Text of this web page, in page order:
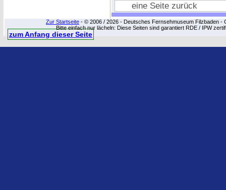
eine Seite zurück
Zur Startseite - © 2006 / 2026 - Deutsches Fernsehmuseum Filzbaden -
Bitte einfach nur lächeln: Diese Seiten sind garantiert RDE / IPW
zum Anfang dieser Seite